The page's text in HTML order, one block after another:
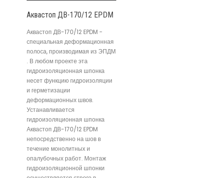
Аквастоп ДВ-170/12 EPDM
Аквастоп ДВ-170/12 EPDM -
специальная деформационная
полоса, производимая из ЭПДМ
. В любом проекте эта
гидроизоляционная шпонка
несет функцию гидроизоляции
и герметизации
деформационных швов.
Устанавливается
гидроизоляционная шпонка
Аквастоп ДВ-170/12 EPDM
непосредственно на шов в
течение монолитных и
опалубочных работ. Монтаж
гидроизоляционной шпонки